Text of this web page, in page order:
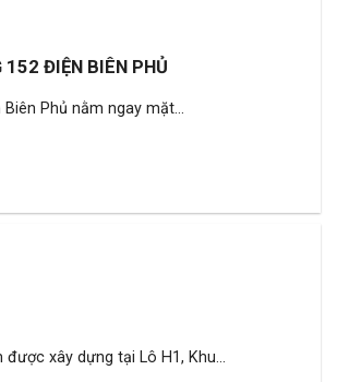
152 ĐIỆN BIÊN PHỦ
Phủ nằm ngay mặt...
xây dựng tại Lô H1, Khu...